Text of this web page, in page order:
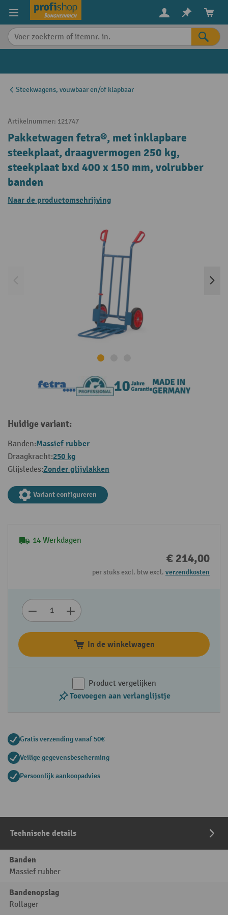
content
Steekwagens, vouwbaar en/of klapbaar
Artikelnummer: 121747
Pakketwagen fetra®, met inklapbare
steekplaat, draagvermogen 250 kg,
steekplaat bxd 400 x 150 mm, volrubber
banden
Naar de productomschrijving
Huidige variant:
Banden:Massief rubber
Draagkracht:250 kg
Glijsledes:Zonder glijvlakken
Variant configureren
14 Werkdagen
€ 214,00
per stuks excl. btw excl. verzendkosten
In de winkelwagen
Product vergelijken
Toevoegen aan verlanglijstje
Gratis verzending vanaf 50€
Veilige gegevensbescherming
Persoonlijk aankoopadvies
Technische details
Banden
Massief rubber
Bandenopslag
Rollager